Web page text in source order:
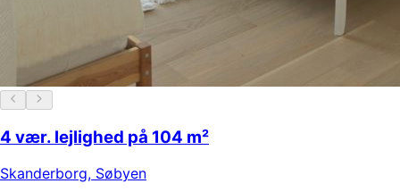
4 vær. lejlighed på 104 m²
Skanderborg, Søbyen